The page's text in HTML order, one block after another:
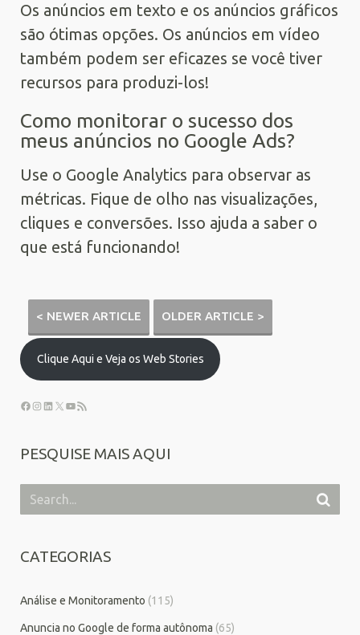
Os anúncios em texto e os anúncios gráficos
são ótimas opções. Os anúncios em vídeo
também podem ser eficazes se você tiver
recursos para produzi-los!
Como monitorar o sucesso dos
meus anúncios no Google Ads?
Use o Google Analytics para observar as
métricas. Fique de olho nas visualizações,
cliques e conversões. Isso ajuda a saber o
que está funcionando!
< NEWER ARTICLE OLDER ARTICLE >
Clique Aqui e Veja os Web Stories
PESQUISE MAIS AQUI
CATEGORIAS
Análise e Monitoramento (115)
Anuncia no Google de forma autônoma (65)